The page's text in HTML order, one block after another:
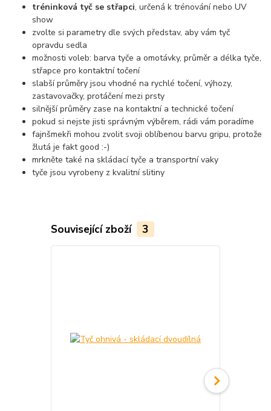
tréninková tyč se střapci, určená k trénování nebo UV
show
zvolte si parametry dle svých představ, aby vám tyč
opravdu sedla
možnosti voleb: barva tyče a omotávky, průměr a délka tyče,
střapce pro kontaktní točení
slabší průměry jsou vhodné na rychlé točení, výhozy,
zastavovačky, protáčení mezi prsty
silnější průměry zase na kontaktní a technické točení
pokud si nejste jisti správným výběrem, rádi vám poradíme
fajnšmekři mohou zvolit svoji oblíbenou barvu gripu, protože
žlutá je fakt good :-)
mrkněte také na skládací tyče a transportní vaky
tyče jsou vyrobeny z kvalitní slitiny
Související zboží 3